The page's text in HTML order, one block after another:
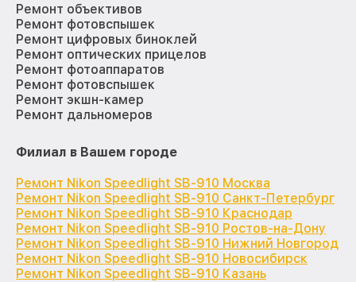
Ремонт объективов
Ремонт фотовспышек
Ремонт цифровых биноклей
Ремонт оптических прицелов
Ремонт фотоаппаратов
Ремонт фотовспышек
Ремонт экшн-камер
Ремонт дальномеров
Филиал в Вашем городе
Ремонт Nikon Speedlight SB-910 Москва
Ремонт Nikon Speedlight SB-910 Санкт-Петербург
Ремонт Nikon Speedlight SB-910 Краснодар
Ремонт Nikon Speedlight SB-910 Ростов-на-Дону
Ремонт Nikon Speedlight SB-910 Нижний Новгород
Ремонт Nikon Speedlight SB-910 Новосибирск
Ремонт Nikon Speedlight SB-910 Казань